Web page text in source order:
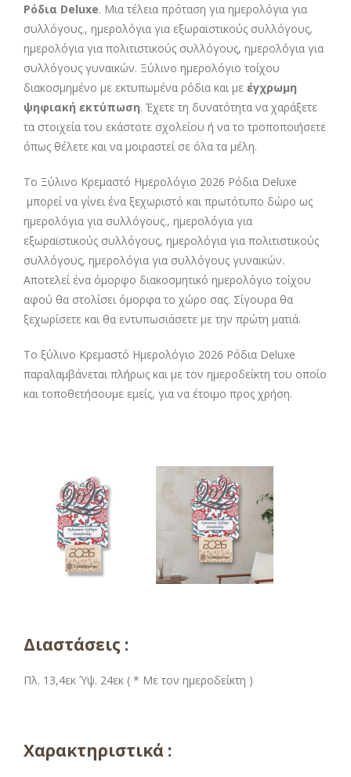
Ρόδια Deluxe. Μια τέλεια πρόταση για ημερολόγια για
συλλόγους., ημερολόγια για εξωραϊστικούς συλλόγους,
ημερολόγια για πολιτιστικούς συλλόγους, ημερολόγια για
συλλόγους γυναικών. Ξύλινο ημερολόγιο τοίχου
διακοσμημένο με εκτυπωμένα ρόδια και με έγχρωμη
ψηφιακή εκτύπωση. Έχετε τη δυνατότητα να χαράξετε
τα στοιχεία του εκάστοτε σχολείου ή να το τροποποιήσετε
όπως θέλετε και να μοιραστεί σε όλα τα μέλη.
Το Ξύλινο Κρεμαστό Ημερολόγιο 2026 Ρόδια Deluxe
μπορεί να γίνει ένα ξεχωριστό και πρωτότυπο δώρο ως
ημερολόγια για συλλόγους., ημερολόγια για
εξωραϊστικούς συλλόγους, ημερολόγια για πολιτιστικούς
συλλόγους, ημερολόγια για συλλόγους γυναικών.
Αποτελεί ένα όμορφο διακοσμητικό ημερολόγιο τοίχου
αφού θα στολίσει όμορφα το χώρο σας. Σίγουρα θα
ξεχωρίσετε και θα εντυπωσιάσετε με την πρώτη ματιά.
Το ξύλινο Κρεμαστό Ημερολόγιο 2026 Ρόδια Deluxe
παραλαμβάνεται πλήρως και με τον ημεροδείκτη του οποίο
και τοποθετήσουμε εμείς, για να έτοιμο προς χρήση.
Διαστάσεις :
Πλ. 13,4εκ Ύψ. 24εκ ( * Με τον ημεροδείκτη )
Χαρακτηριστικά :